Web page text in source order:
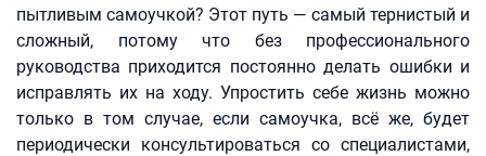
пытливым самоучкой? Этот путь — самый тернистый и
сложный, потому что без профессионального
руководства приходится постоянно делать ошибки и
исправлять их на ходу. Упростить себе жизнь можно
только в том случае, если самоучка, всё же, будет
периодически консультироваться со специалистами,